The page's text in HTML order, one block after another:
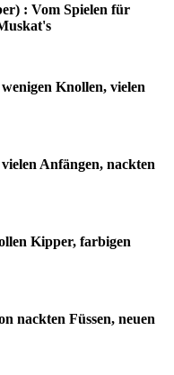
: Vom Spielen für
Knollen, vielen
Anfängen, nackten
Kipper, farbigen
nackten Füssen, neuen